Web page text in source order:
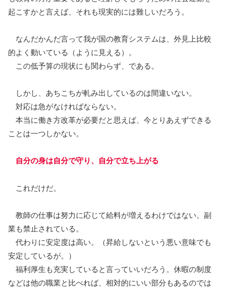
起こすかと言えば、それも現実的には難しいだろう。
なんだかんだ言って我が国の教育システムは、外見上比較
的よく動いている（ように見える）。
この低予算の現状にも関わらず、である。
しかし、あちこちが軋み出しているのは間違いない。
対応は急がなければならない。
本当に働き方改革が必要だと思えば、今とりあえずできる
ことは一つしかない。
自分の身は自分で守り、 自分で立ち上がる
これだけだ。
教師の仕事は努力に応じて給料が増えるわけではない。副
業も禁止されている。
代わりに安定度は高い。（昇給しないという悪い意味でも
安定しているが。）
福利厚生も充実していると言っていいだろう。休暇の制度
などは他の職業と比べれば、相対的にいい部分もあるのでは